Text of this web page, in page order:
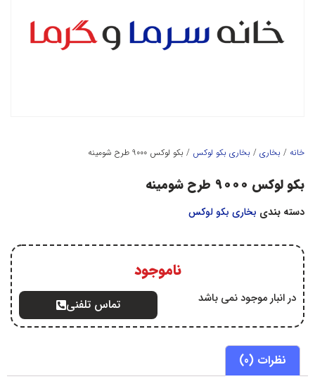
خانه / بخاري / بخاري بکو لوکس / بکو لوکس 9000 طرح شومینه
بکو لوکس 9000 طرح شومینه
دسته بندی بخاري بکو لوکس
ناموجود
در انبار موجود نمی باشد تماس تلفنی
نظرات (0)